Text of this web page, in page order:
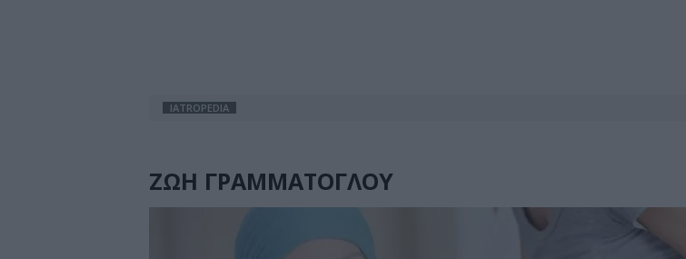
IATROPEDIA
ΖΩΗ ΓΡΑΜΜΑΤΟΓΛΟΥ